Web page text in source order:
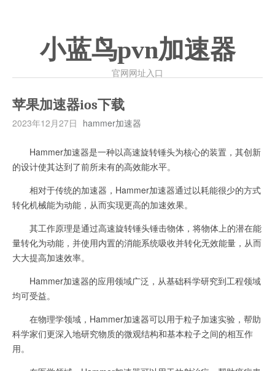
小蓝鸟pvn加速器
官网网址入口
苹果加速器ios下载
2023年12月27日 hammer加速器
Hammer加速器是一种以高速旋转锤头为核心的装置，其创新
的设计使其达到了前所未有的高效能水平。
相对于传统的加速器，Hammer加速器通过以耗能很少的方式
转化机械能为动能，从而实现更高的加速效果。
其工作原理是通过高速旋转锤头锤击物体，将物体上的潜在能
量转化为动能，并使用内置的消能系统吸收并转化无效能量，从而
大大提高加速效率。
Hammer加速器的应用领域广泛，从基础科学研究到工程领域
均可受益。
在物理学领域，Hammer加速器可以用于粒子加速实验，帮助
科学家们更深入地研究物质的微观结构和基本粒子之间的相互作
用。